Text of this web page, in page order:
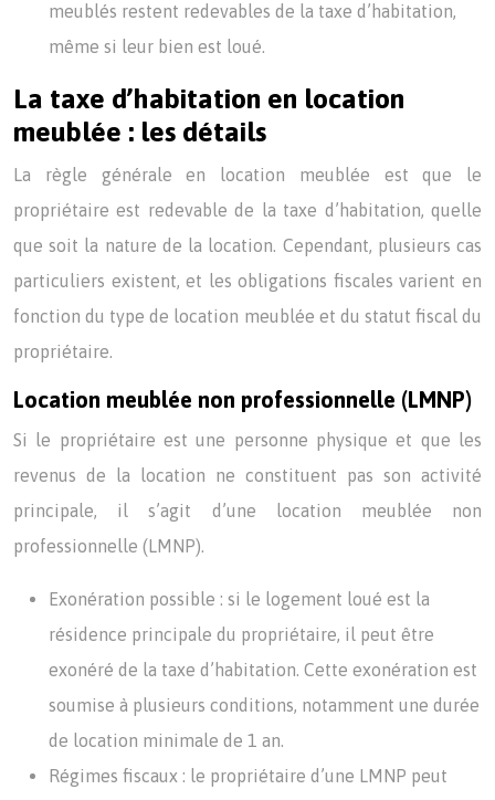
meublés restent redevables de la taxe d’habitation,
même si leur bien est loué.
La taxe d’habitation en location
meublée : les détails
La règle générale en location meublée est que le
propriétaire est redevable de la taxe d’habitation, quelle
que soit la nature de la location. Cependant, plusieurs cas
particuliers existent, et les obligations fiscales varient en
fonction du type de location meublée et du statut fiscal du
propriétaire.
Location meublée non professionnelle (LMNP)
Si le propriétaire est une personne physique et que les
revenus de la location ne constituent pas son activité
principale, il s’agit d’une location meublée non
professionnelle (LMNP).
Exonération possible : si le logement loué est la
résidence principale du propriétaire, il peut être
exonéré de la taxe d’habitation. Cette exonération est
soumise à plusieurs conditions, notamment une durée
de location minimale de 1 an.
Régimes fiscaux : le propriétaire d’une LMNP peut